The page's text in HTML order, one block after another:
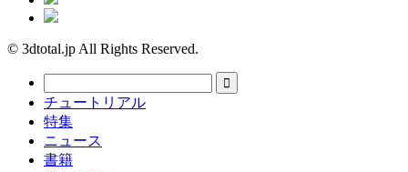
© 3dtotal.jp All Rights Reserved.
チュートリアル
特集
ニュース
書籍